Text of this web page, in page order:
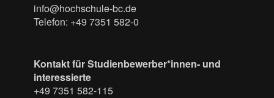
info@hochschule-bc.de
Telefon: +49 7351 582-0
Kontakt für Studienbewerber*innen- und
interessierte
+49 7351 582-115